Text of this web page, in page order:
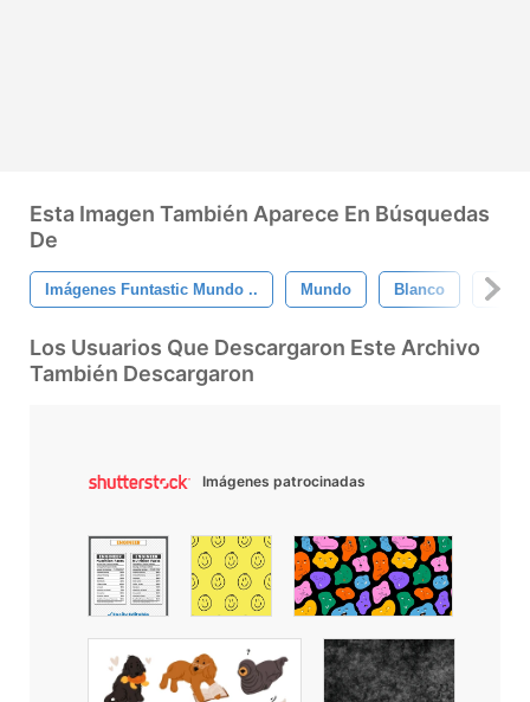
Esta Imagen También Aparece En Búsquedas
De
Imágenes Funtastic Mundo .. Mundo Blanco
Los Usuarios Que Descargaron Este Archivo
También Descargaron
Imágenes patrocinadas